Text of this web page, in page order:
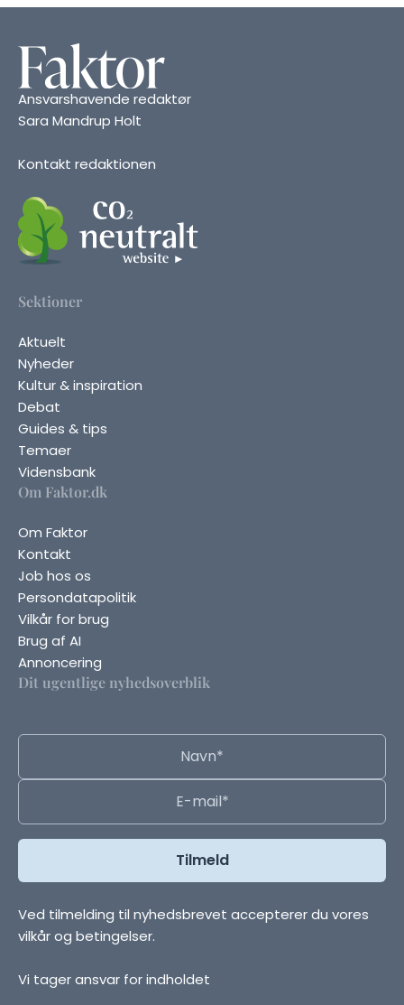
Ansvarshavende redaktør
Sara Mandrup Holt
Kontakt redaktionen
Sektioner
Aktuelt
Nyheder
Kultur & inspiration
Debat
Guides & tips
Temaer
Vidensbank
Om Faktor.dk
Om Faktor
Kontakt
Job hos os
Persondatapolitik
Vilkår for brug
Brug af AI
Annoncering
Dit ugentlige nyhedsoverblik
Ved tilmelding til nyhedsbrevet accepterer du vores
vilkår og betingelser.
Vi tager ansvar for indholdet